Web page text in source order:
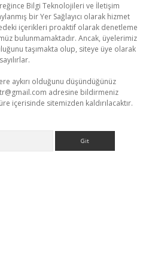
Bilgi Teknolojileri ve İletişim
bir Yer Sağlayıcı olarak hizmet
içerikleri proaktif olarak denetleme
bulunmamaktadır. Ancak, üyelerimiz
taşımakta olup, siteye üye olarak
aykırı olduğunu düşündüğünüz
adresine bildirmeniz
içerisinde sitemizden kaldırılacaktır.